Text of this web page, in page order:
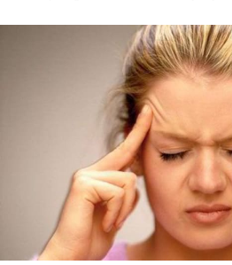
Sledujte prima+
Přihlášení
Sledujte nás